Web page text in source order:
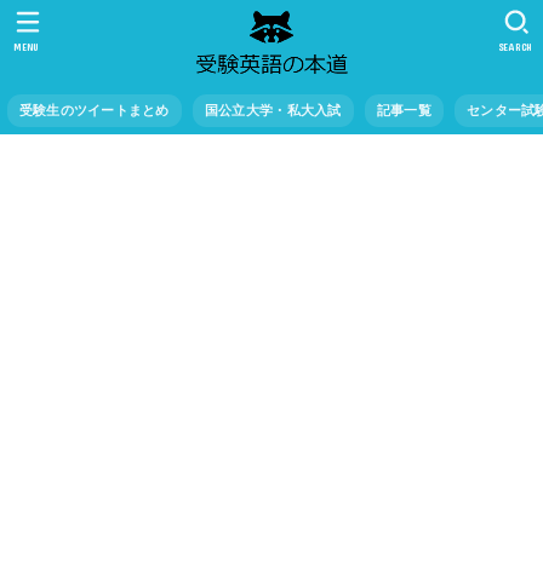
受験生のツイートまとめ 国公立大学・私大入試 記事一覧 センター試
SEARCH
MENU